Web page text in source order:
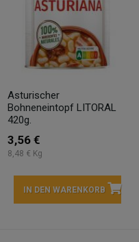
Asturischer
Bohneneintopf LITORAL
420g.
3,56 €
8,48 € Kg
IN DEN WARENKORB